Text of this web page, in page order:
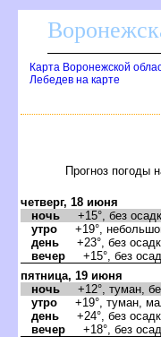
Карта Воронежской
Лебедев на карте
Прогноз погоды
четверг, 18 июня
ночь +15°, без
утро +19°,
день +23°, без
ечер +15°, без
пятница, 19 июня
ночь +12°, туман,
утро +19°, туман,
день +24°, без
ечер +18°, без